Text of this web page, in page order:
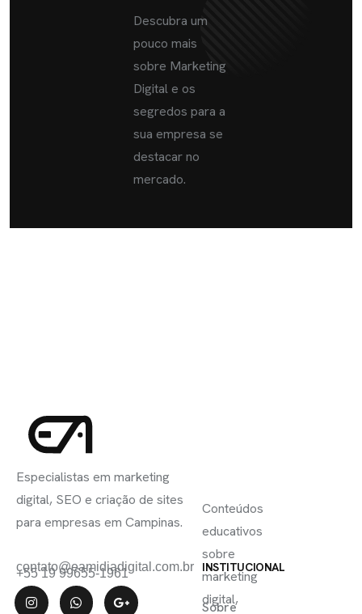
Descubra um
pouco mais
sobre Marketing
Digital e os
segredos para a
sua empresa se
destacar no
mercado.
Especialistas em marketing
digital, SEO e criação de sites
para empresas em Campinas.
contato@eamidiadigital.com.br
+55 19 99655-1961 INSTITUCIONAL
Sobre
Conteúdos
educativos
sobre
marketing
digital,